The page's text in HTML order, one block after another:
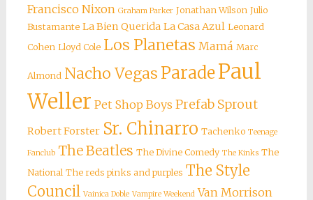
Francisco Nixon Graham Parker Jonathan Wilson Julio
Bustamante La Bien Querida La Casa Azul Leonard
Cohen Lloyd Cole Los Planetas Mamá Marc
Almond Nacho Vegas ParadePaul
Weller Pet Shop Boys Prefab Sprout
Robert Forster Sr. Chinarro Tachenko Teenage
Fanclub The Beatles The Divine Comedy The Kinks The
National The reds pinks and purples The Style
Council Vainica Doble Vampire Weekend Van Morrison